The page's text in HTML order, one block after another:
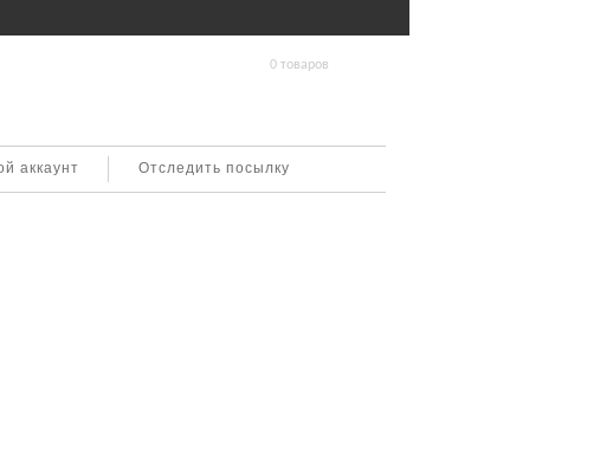
0 товаров
аккаунт Отследить посылку